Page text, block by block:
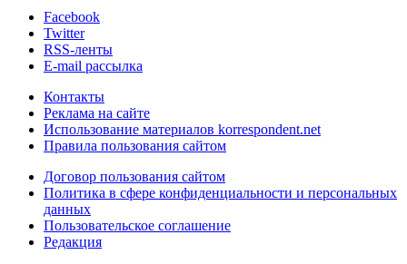
Facebook
Twitter
RSS-ленты
E-mail рассылка
Контакты
Реклама на сайте
Использование материалов korrespondent.net
Правила пользования сайтом
Договор пользования сайтом
Политика в сфере конфиденциальности и персональных
данных
Пользовательское соглашение
Редакция